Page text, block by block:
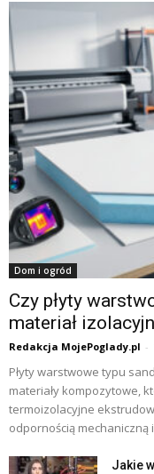
Dom i ogród
Czy płyty
materiał
Redakcja MojePoglady.pl -
Płyty warstwowe typu
materiały kompozytowe,
termoizolacyjne
odpornością mechaniczną
Jakie